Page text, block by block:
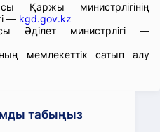
Қаржы министрлігінің
— kgd.gov.kz
Әділет министрлігі —
мемлекеттік сатып алу
табыңыз